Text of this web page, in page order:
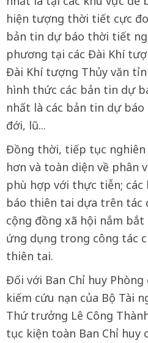
hiện tượng thời tiết cực
bản tin dự báo thời tiết
phương tại các Đài Khí
Đài Khí tượng Thủy văn
hình thức các bản tin dự
nhất là các bản tin dự
đới, lũ...
Đồng thời, tiếp tục nghiên
hơn và toàn diện về phân
phù hợp với thực tiễn;
báo thiên tai dựa trên tác
cộng đồng xã hội nắm bắt
ứng dụng trong công tác
thiên tai.
Đối với Ban Chỉ huy
kiếm cứu nạn của Bộ Tài
Thứ trưởng Lê Công
tục kiện toàn Ban Chỉ huy